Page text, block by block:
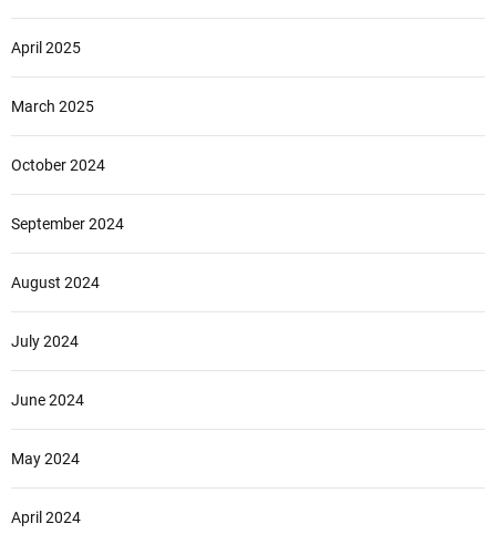
April 2025
March 2025
October 2024
September 2024
August 2024
July 2024
June 2024
May 2024
April 2024